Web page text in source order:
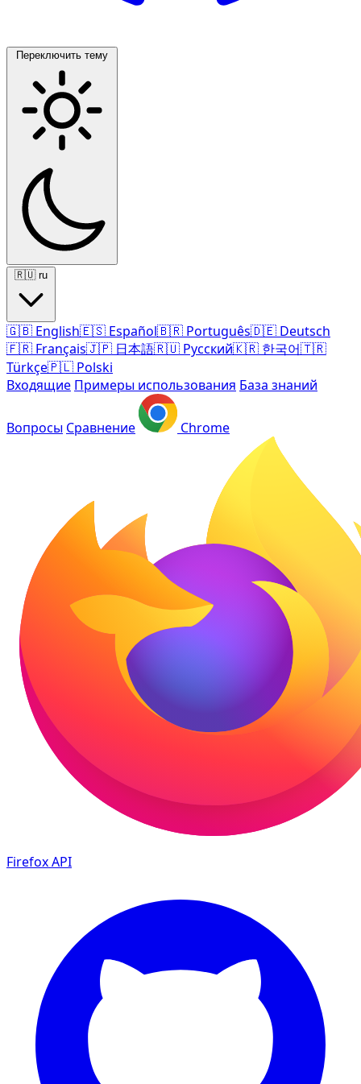
Переключить тему
🇷🇺 ru
🇬🇧 English🇪🇸 Español🇧🇷 Português🇩🇪 Deutsch
🇫🇷 Français🇯🇵 日本語🇷🇺 Русский🇰🇷 한국어🇹🇷
Türkçe🇵🇱 Polski
Входящие Примеры использования База знаний
Вопросы Сравнение Chrome
FirefoxAPI